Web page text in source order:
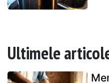
Ultimele